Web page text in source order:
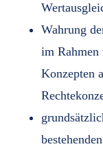
Wahrung
im Rahmen
Konzepten